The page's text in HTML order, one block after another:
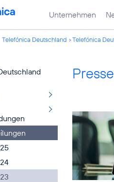
Unternehmen
Telefónica Deutschland Telefónica